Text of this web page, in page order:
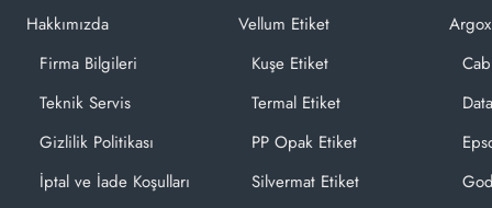
Hakkımızda
Firma Bilgileri
Teknik Servis
Gizlilik Politikası
İptal ve İade Koşulları
Vellum Etiket
Kuşe Etiket
Termal Etiket
PP Opak Etiket
Silvermat Etiket